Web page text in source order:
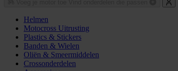
Helmen
Motocross Uitrusting
Plastics & Stickers
Banden & Wielen
Oliën & Smeermiddelen
Crossonderdelen